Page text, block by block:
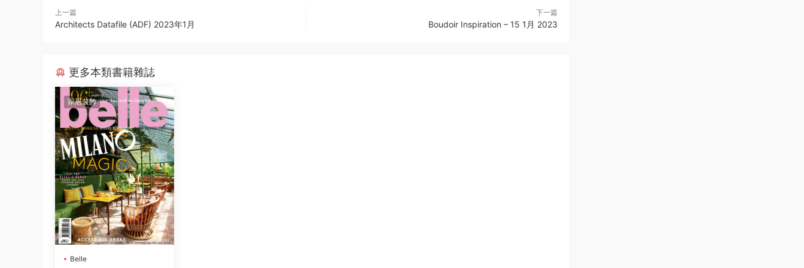
上一篇
Architects Datafile (ADF) 2023年1月
下一篇
Boudoir Inspiration – 15 1月 2023
更多本類書籍雜誌
家居裝飾
Belle